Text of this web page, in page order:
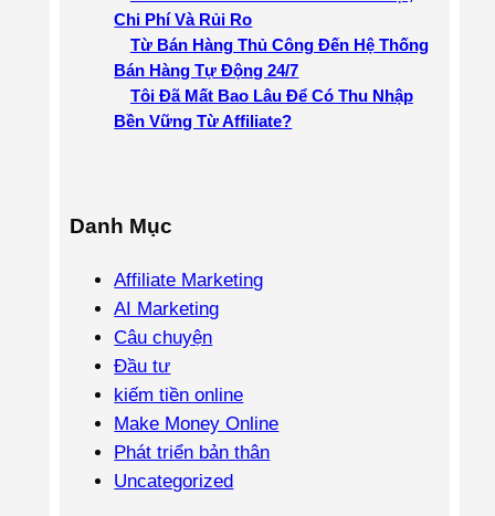
Chi Phí Và Rủi Ro
Từ Bán Hàng Thủ Công Đến Hệ Thống
Bán Hàng Tự Động 24/7
Tôi Đã Mất Bao Lâu Để Có Thu Nhập
Bền Vững Từ Affiliate?
Danh Mục
Affiliate Marketing
AI Marketing
Câu chuyện
Đầu tư
kiếm tiền online
Make Money Online
Phát triển bản thân
Uncategorized